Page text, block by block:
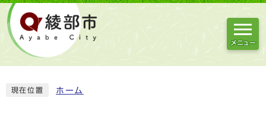
メニュー
現在位置 ホーム